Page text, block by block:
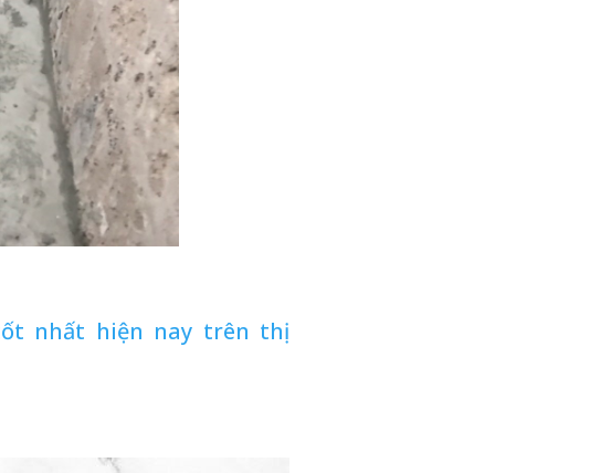
nhất hiện nay trên thị